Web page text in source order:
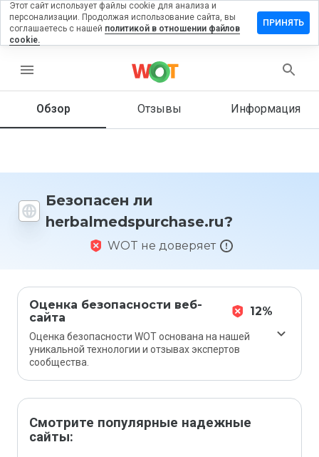
menu
Обзор Отзывы Информация
Безопасен ли
herbalmedspurchase.ru?
WOT не доверяет
Оценка безопасности веб-
сайта
12%
Оценка безопасности WOT основана на нашей
уникальной технологии и отзывах экспертов
сообщества.
Смотрите популярные надежные
сайты:
отзыв на
вы
сайт от
Этот сайт использует файлы cookie для анализа и
персонализации. Продолжая использование сайта, вы
соглашаетесь с нашей политикой в отношении файлов
cookie.
ПРИНЯТЬ